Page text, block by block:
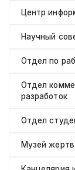
Центр
Научный
Отдел по
Отдел
разработок
Отдел
Музей жертв